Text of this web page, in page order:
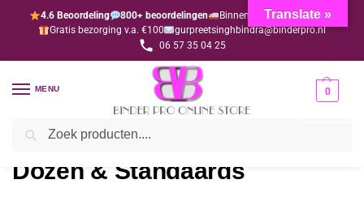
4.6 Beoordeling 800+ beoordelingen
Binnen 1-3 dagen geleverd
Gratis bezorging v.a. €100
gurpreetsinghbindra@binderpro.nl
06 57 35 04 25
MENU 0
Home Sieraden & Accessoires
Dozen & Standaards
Translate »